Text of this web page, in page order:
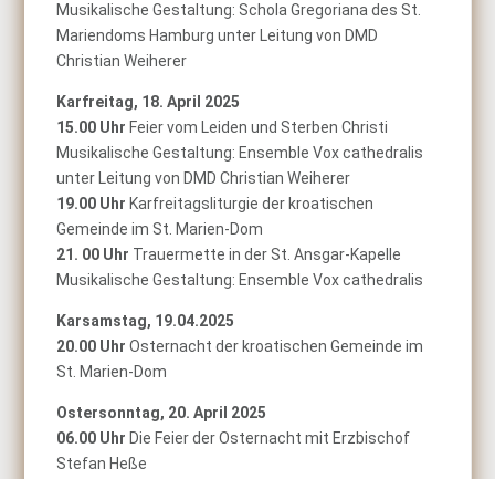
Musikalische Gestaltung: Schola Gregoriana des St.
Mariendoms Hamburg unter Leitung von DMD
Christian Weiherer
Karfreitag, 18. April 2025
15.00 Uhr Feier vom Leiden und Sterben Christi
Musikalische Gestaltung: Ensemble Vox cathedralis
unter Leitung von DMD Christian Weiherer
19.00 Uhr Karfreitagsliturgie der kroatischen
Gemeinde im St. Marien-Dom
21. 00 Uhr Trauermette in der St. Ansgar-Kapelle
Musikalische Gestaltung: Ensemble Vox cathedralis
Karsamstag, 19.04.2025
20.00 Uhr Osternacht der kroatischen Gemeinde im
St. Marien-Dom
Ostersonntag, 20. April 2025
06.00 Uhr Die Feier der Osternacht mit Erzbischof
Stefan Heße